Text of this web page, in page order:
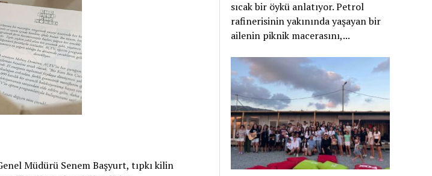
Müdürü Senem Başyurt, tıpkı kilin
sıcak bir öykü anlatıyor. Petrol
rafinerisinin yakınında yaşayan bir
ailenin piknik macerasını,...